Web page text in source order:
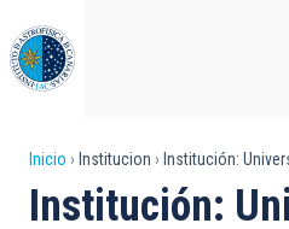
al
contenido
principal
Sobrescribir
enlaces
Inicio Institucion Institución:
Institución: